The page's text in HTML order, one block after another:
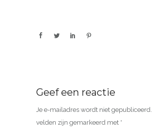
Geef een reactie
Je e-mailadres wordt niet gepubliceerd.
velden zijn gemarkeerd met *